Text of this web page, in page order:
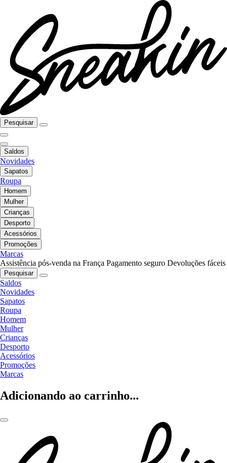
Pesquisar
Saldos
Novidades
Sapatos
Roupa
Homem
Mulher
Crianças
Desporto
Acessórios
Promoções
Marcas
Assistência pós-venda na França Pagamento seguro Devoluções fáceis
Pesquisar
Saldos
Novidades
Sapatos
Roupa
Homem
Mulher
Crianças
Desporto
Acessórios
Promoções
Marcas
Adicionando ao carrinho...